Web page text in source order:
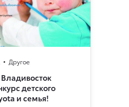
Другое
детского
и семья!